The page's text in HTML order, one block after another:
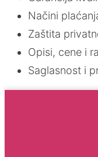
Načini
Zaštita
Opisi, cene i
Saglasnost i